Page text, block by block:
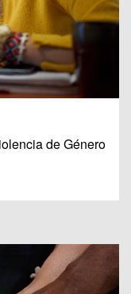
de Género